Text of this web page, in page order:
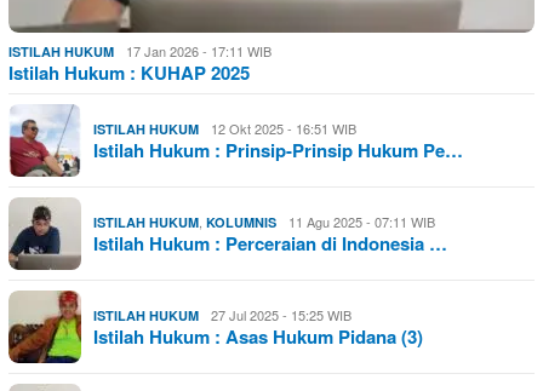
ISTILAH HUKUM 17 Jan 2026 - 17:11 WIB
Istilah Hukum : KUHAP 2025
ISTILAH HUKUM 12 Okt 2025 - 16:51 WIB
Istilah Hukum : Prinsip-Prinsip Hukum Pe…
ISTILAH HUKUM, KOLUMNIS 11 Agu 2025 - 07:11 WIB
Istilah Hukum : Perceraian di Indonesia …
ISTILAH HUKUM 27 Jul 2025 - 15:25 WIB
Istilah Hukum : Asas Hukum Pidana (3)